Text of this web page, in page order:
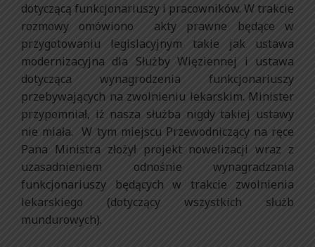
dotyczącą funkcjonariuszy i pracowników. W trakcie
rozmowy omówiono akty prawne będące w
przygotowaniu legislacyjnym takie jak ustawa
modernizacyjna dla Służby Więziennej i ustawa
dotycząca wynagrodzenia funkcjonariuszy
przebywających na zwolnieniu lekarskim. Minister
przypomniał, iż nasza służba nigdy takiej ustawy
nie miała. W tym miejscu Przewodniczący na ręce
Pana Ministra złożył projekt nowelizacji wraz z
uzasadnieniem odnośnie wynagradzania
funkcjonariuszy będących w trakcie zwolnienia
lekarskiego (dotyczący wszystkich służb
mundurowych).